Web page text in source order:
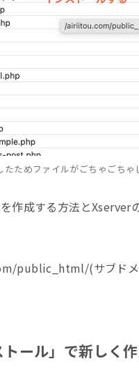
ためファイルがごちゃごち
作成する方法と
public_html/(サブドメ
ール」で新しく